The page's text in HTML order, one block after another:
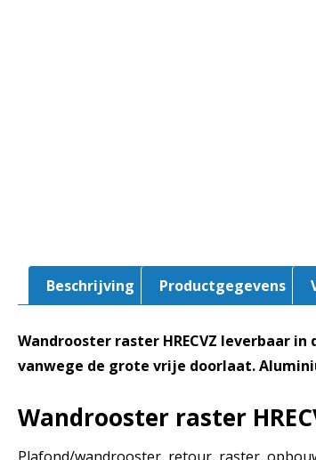
Beschrijving Productgegevens
Wandrooster raster HRECVZ leverbaar
vanwege de grote vrije doorlaat.
Wandrooster raster